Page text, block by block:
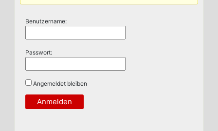
Benutzername:
Passwort:
Angemeldet bleiben
Anmelden